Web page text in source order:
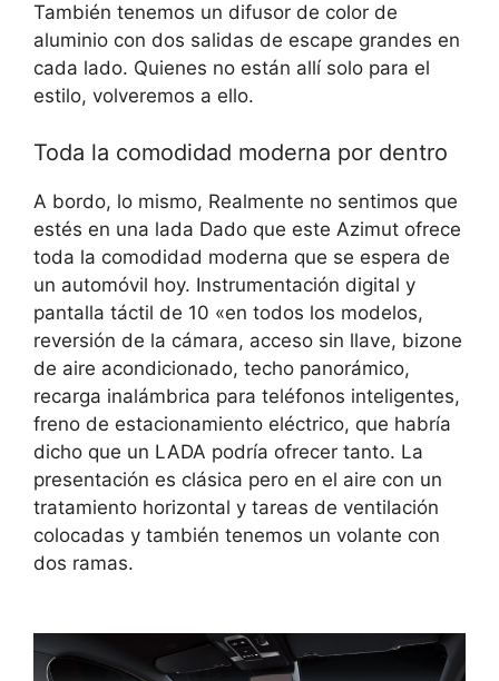
También tenemos un difusor de color de
aluminio con dos salidas de escape grandes en
cada lado. Quienes no están allí solo para el
estilo, volveremos a ello.
Toda la comodidad moderna por dentro
A bordo, lo mismo, Realmente no sentimos que
estés en una lada Dado que este Azimut ofrece
toda la comodidad moderna que se espera de
un automóvil hoy. Instrumentación digital y
pantalla táctil de 10 «en todos los modelos,
reversión de la cámara, acceso sin llave, bizone
de aire acondicionado, techo panorámico,
recarga inalámbrica para teléfonos inteligentes,
freno de estacionamiento eléctrico, que habría
dicho que un LADA podría ofrecer tanto. La
presentación es clásica pero en el aire con un
tratamiento horizontal y tareas de ventilación
colocadas y también tenemos un volante con
dos ramas.